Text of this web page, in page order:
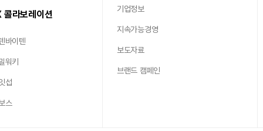
콜라보레이션
바이텐
워키
섭
스
기업정보
지속가능경영
보도자료
브랜드 캠페인